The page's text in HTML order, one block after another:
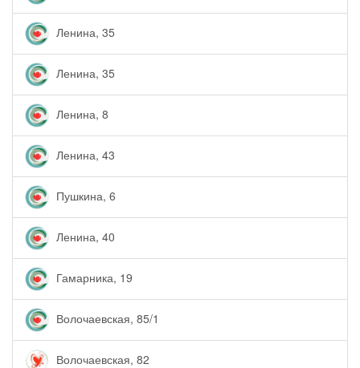
Ленина, 35
Ленина, 35
Ленина, 8
Ленина, 43
Пушкина, 6
Ленина, 40
Гамарника, 19
Волочаевская, 85/1
Волочаевская, 82